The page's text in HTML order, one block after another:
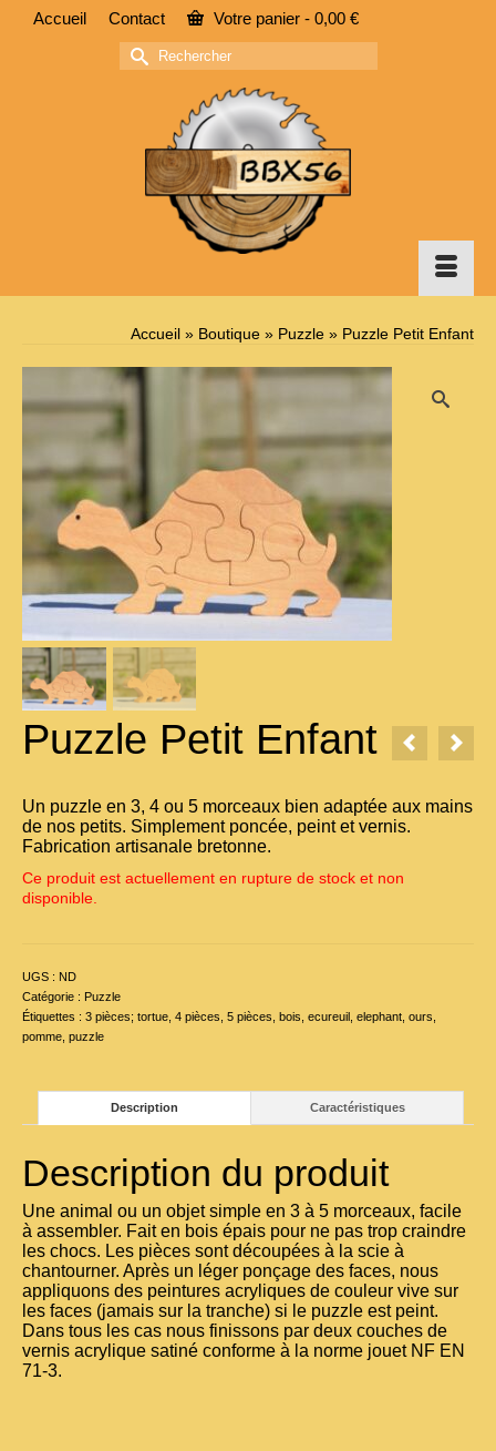
Accueil Contact Votre panier - 0,00 €
Rechercher :
Accueil » Boutique » Puzzle » Puzzle Petit Enfant
Puzzle Petit Enfant
Un puzzle en 3, 4 ou 5 morceaux bien adaptée aux mains
de nos petits. Simplement poncée, peint et vernis.
Fabrication artisanale bretonne.
Ce produit est actuellement en rupture de stock et non
disponible.
UGS : ND
Catégorie : Puzzle
Étiquettes : 3 pièces; tortue 4 pièces 5 pièces bois ecureuil elephant ours
pomme puzzle
Description Caractéristiques
Description du produit
Une animal ou un objet simple en 3 à 5 morceaux, facile
à assembler. Fait en bois épais pour ne pas trop craindre
les chocs. Les pièces sont découpées à la scie à
chantourner. Après un léger ponçage des faces, nous
appliquons des peintures acryliques de couleur vive sur
les faces (jamais sur la tranche) si le puzzle est peint.
Dans tous les cas nous finissons par deux couches de
vernis acrylique satiné conforme à la norme jouet NF EN
71-3.